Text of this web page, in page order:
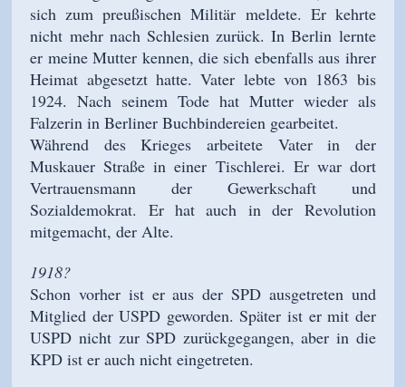
sich zum preußischen Militär meldete. Er kehrte
nicht mehr nach Schlesien zurück. In Berlin lernte
er meine Mutter kennen, die sich ebenfalls aus ihrer
Heimat abgesetzt hatte. Vater lebte von 1863 bis
1924. Nach seinem Tode hat Mutter wieder als
Falzerin in Berliner Buchbindereien gearbeitet.
Während des Krieges arbeitete Vater in der
Muskauer Straße in einer Tischlerei. Er war dort
Vertrauensmann der Gewerkschaft und
Sozialdemokrat. Er hat auch in der Revolution
mitgemacht, der Alte.
1918?
Schon vorher ist er aus der SPD ausgetreten und
Mitglied der USPD geworden. Später ist er mit der
USPD nicht zur SPD zurückgegangen, aber in die
KPD ist er auch nicht eingetreten.